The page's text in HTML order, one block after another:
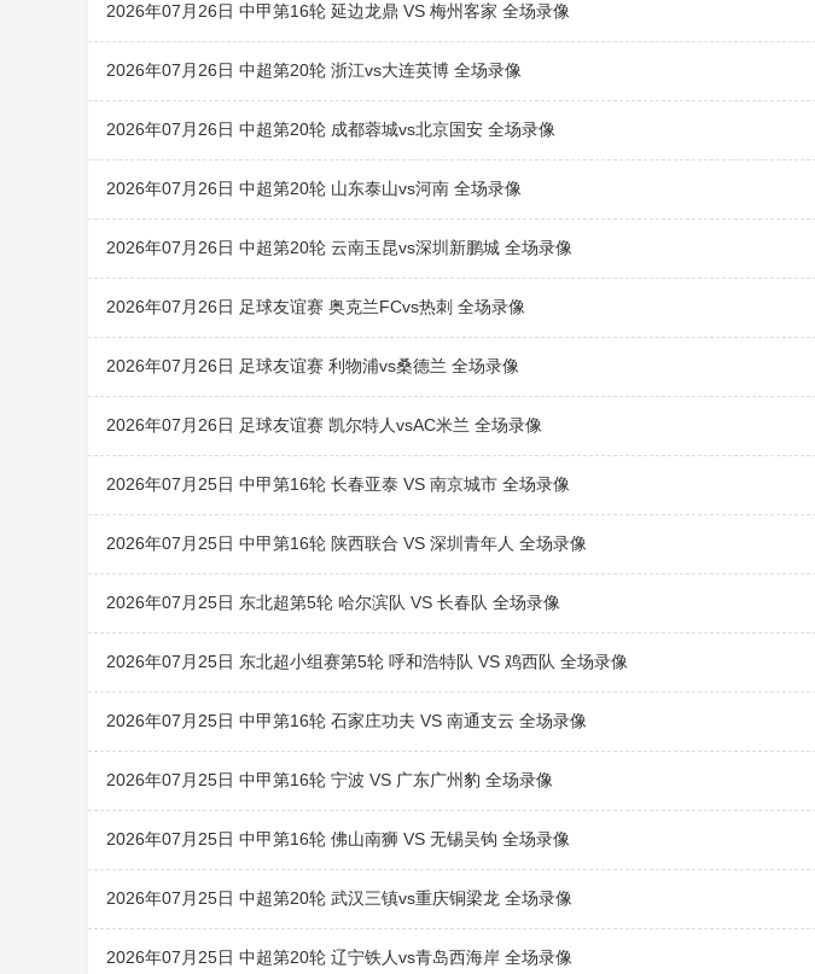
2026年07月26日 中甲第16轮 延边龙鼎 VS 梅州客家 全场录像
2026年07月26日 中超第20轮 浙江vs大连英博 全场录像
2026年07月26日 中超第20轮 成都蓉城vs北京国安 全场录像
2026年07月26日 中超第20轮 山东泰山vs河南 全场录像
2026年07月26日 中超第20轮 云南玉昆vs深圳新鹏城 全场录像
2026年07月26日 足球友谊赛 奥克兰FCvs热刺 全场录像
2026年07月26日 足球友谊赛 利物浦vs桑德兰 全场录像
2026年07月26日 足球友谊赛 凯尔特人vsAC米兰 全场录像
2026年07月25日 中甲第16轮 长春亚泰 VS 南京城市 全场录像
2026年07月25日 中甲第16轮 陕西联合 VS 深圳青年人 全场录像
2026年07月25日 东北超第5轮 哈尔滨队 VS 长春队 全场录像
2026年07月25日 东北超小组赛第5轮 呼和浩特队 VS 鸡西队 全场录像
2026年07月25日 中甲第16轮 石家庄功夫 VS 南通支云 全场录像
2026年07月25日 中甲第16轮 宁波 VS 广东广州豹 全场录像
2026年07月25日 中甲第16轮 佛山南狮 VS 无锡吴钩 全场录像
2026年07月25日 中超第20轮 武汉三镇vs重庆铜梁龙 全场录像
2026年07月25日 中超第20轮 辽宁铁人vs青岛西海岸 全场录像